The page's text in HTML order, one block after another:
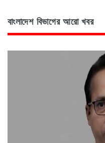
বাংলাদেশ বিভাগের আরো খবর